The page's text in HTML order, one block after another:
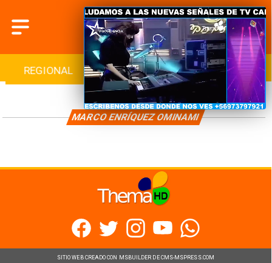
REGIONAL INTERNACIONAL DEPORTES
MARCO ENRÍQUEZ OMINAMI
SITIO WEB CREADO CON MSBUILDER DE CMS-MSPRESS.COM